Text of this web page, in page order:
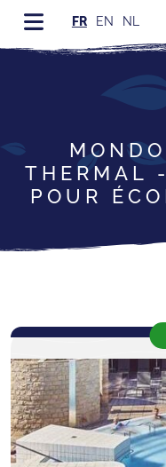
FR EN NL
THERMAL
POUR